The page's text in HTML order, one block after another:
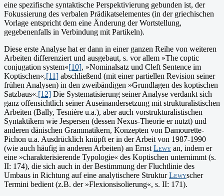
eine spezifische syntaktische Perspektivierung gebunden ist, der
Fokussierung des verbalen Prädikatselementes (in der griechischen
Vorlage entspricht dem eine Änderung der Wortstellung,
gegebenenfalls in Verbindung mit Partikeln).
Diese erste Analyse hat er dann in einer ganzen Reihe von weiteren
Arbeiten differenziert und ausgebaut, s. vor allem »The coptic
conjugation system«[10], »Nominalsatz und Cleft Sentence im
Koptischen«,[11] abschließend (mit einer partiellen Revision seiner
frühen Analysen) in den zweibändigen »Grundlagen des koptischen
Satzbaus«.[12] Die Systematisierung seiner Analyse verdankt sich
ganz offensichtlich seiner Auseinandersetzung mit strukturalistischen
Arbeiten (Bally, Tesnière u.a.), aber auch vorstrukturalistischen
Syntaktikern wie Jespersen (dessen Nexus-Theorie er nutzt) und
anderen dänischen Grammatikern, Konzepten von Damourette-
Pichon u.a. Ausdrücklich knüpft er in der Arbeit von 1987-1990
(wie auch häufig in anderen Arbeiten) an Ernst Lewy an, indem er
eine »charakterisierende Typologie« des Koptischen unternimmt (s.
II: 174), die sich auch in der Bestimmung der Fluchtlinie des
Umbaus in Richtung auf eine analytischere StrukturLewyscher
Termini bedient (z.B. der »Flexionsisolierung«, s. II: 171).